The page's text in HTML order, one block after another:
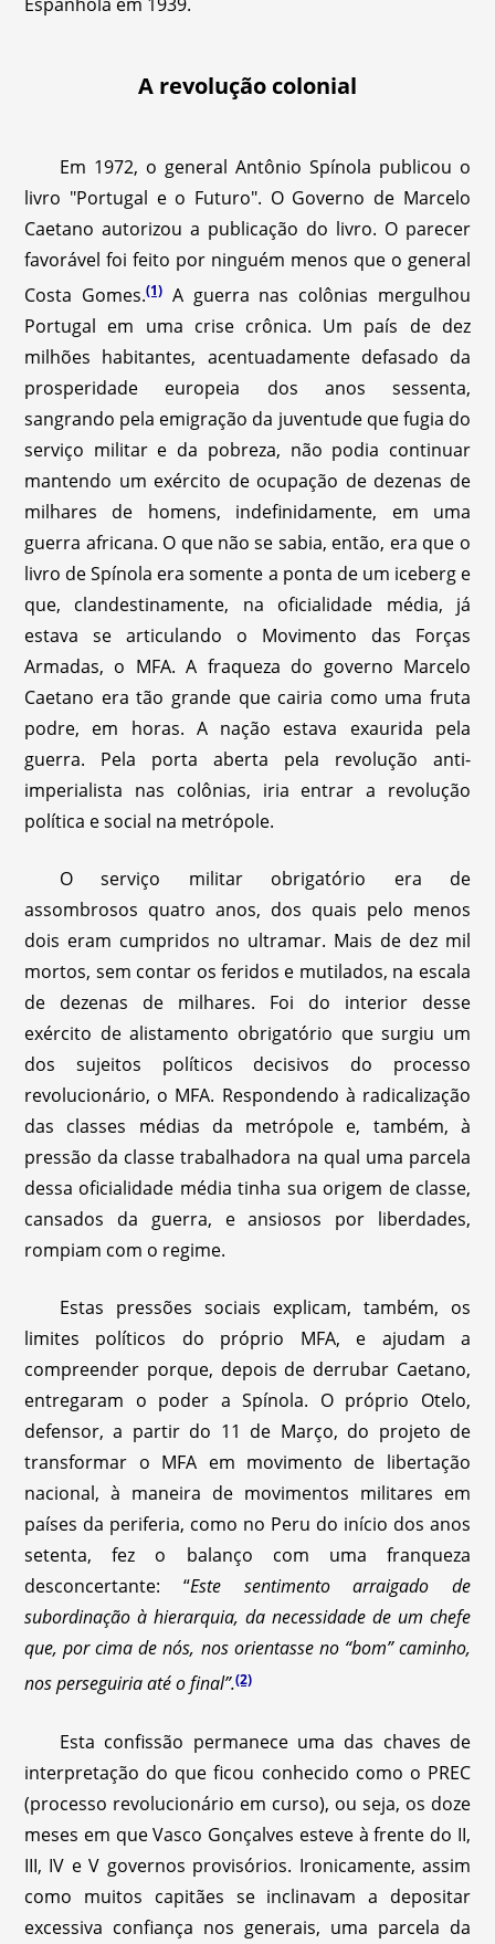
A revolução colonial
Em 1972, o general Antônio Spínola publicou o
livro "Portugal e o Futuro". O Governo de Marcelo
Caetano autorizou a publicação do livro. O parecer
favorável foi feito por ninguém menos que o general
Costa Gomes.(1)A guerra nas colônias mergulhou
Portugal em uma crise crônica. Um país de dez
milhões habitantes, acentuadamente defasado da
prosperidade europeia dos anos sessenta,
sangrando pela emigração da juventude que fugia do
serviço militar e da pobreza, não podia continuar
mantendo um exército de ocupação de dezenas de
milhares de homens, indefinidamente, em uma
guerra africana. O que não se sabia, então, era que o
livro de Spínola era somente a ponta de um iceberg e
que, clandestinamente, na oficialidade média, já
estava se articulando o Movimento das Forças
Armadas, o MFA. A fraqueza do governo Marcelo
Caetano era tão grande que cairia como uma fruta
podre, em horas. A nação estava exaurida pela
guerra. Pela porta aberta pela revolução anti-
imperialista nas colônias, iria entrar a revolução
política e social na metrópole.
O serviço militar obrigatório era de
assombrosos quatro anos, dos quais pelo menos
dois eram cumpridos no ultramar. Mais de dez mil
mortos, sem contar os feridos e mutilados, na escala
de dezenas de milhares. Foi do interior desse
exército de alistamento obrigatório que surgiu um
dos sujeitos políticos decisivos do processo
revolucionário, o MFA. Respondendo à radicalização
das classes médias da metrópole e, também, à
pressão da classe trabalhadora na qual uma parcela
dessa oficialidade média tinha sua origem de classe,
cansados da guerra, e ansiosos por liberdades,
rompiam com o regime.
Estas pressões sociais explicam, também, os
limites políticos do próprio MFA, e ajudam a
compreender porque, depois de derrubar Caetano,
entregaram o poder a Spínola. O próprio Otelo,
defensor, a partir do 11 de Março, do projeto de
transformar o MFA em movimento de libertação
nacional, à maneira de movimentos militares em
países da periferia, como no Peru do início dos anos
setenta, fez o balanço com uma franqueza
desconcertante: “Este sentimento arraigado de
subordinação à hierarquia, da necessidade de um chefe
que, por cima de nós, nos orientasse no “bom” caminho,
nos perseguiria até o final”.(2)
Esta confissão permanece uma das chaves de
interpretação do que ficou conhecido como o PREC
(processo revolucionário em curso), ou seja, os doze
meses em que Vasco Gonçalves esteve à frente do II,
III, IV e V governos provisórios. Ironicamente, assim
como muitos capitães se inclinavam a depositar
excessiva confiança nos generais, uma parcela da